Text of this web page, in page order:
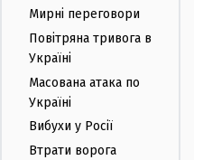
Мирні переговори
Повітряна тривога в
Україні
Масована атака по
Україні
Вибухи у Росії
Втрати ворога